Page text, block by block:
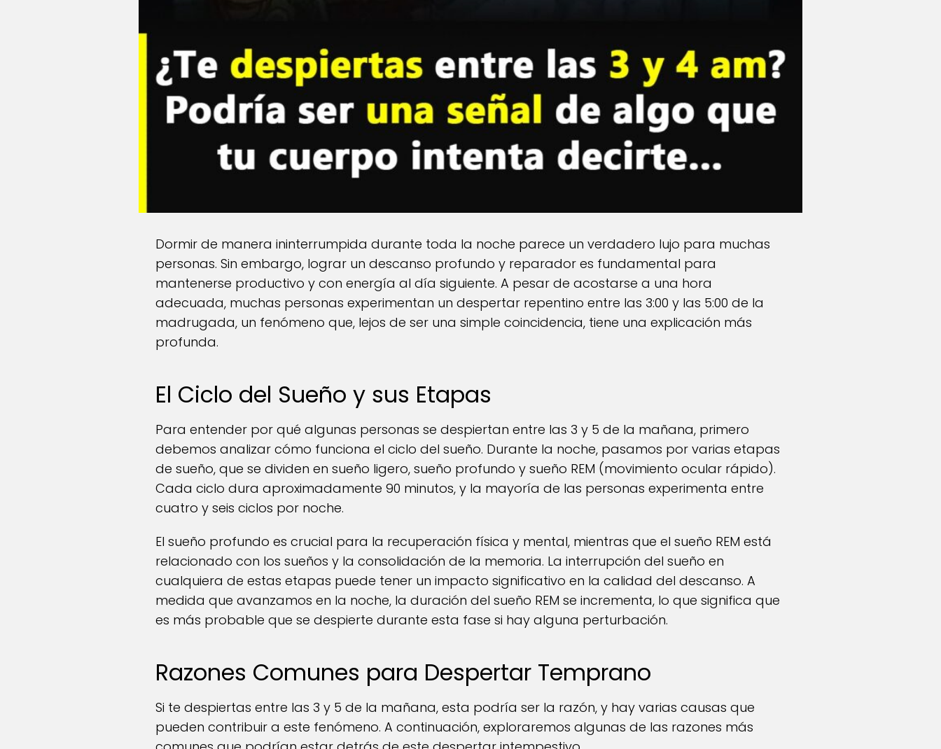
Dormir de manera ininterrumpida durante toda la noche parece un verdadero lujo para muchas
personas. Sin embargo, lograr un descanso profundo y reparador es fundamental para
mantenerse productivo y con energía al día siguiente. A pesar de acostarse a una hora
adecuada, muchas personas experimentan un despertar repentino entre las 3:00 y las 5:00 de la
madrugada, un fenómeno que, lejos de ser una simple coincidencia, tiene una explicación más
profunda.
El Ciclo del Sueño y sus Etapas
Para entender por qué algunas personas se despiertan entre las 3 y 5 de la mañana, primero
debemos analizar cómo funciona el ciclo del sueño. Durante la noche, pasamos por varias etapas
de sueño, que se dividen en sueño ligero, sueño profundo y sueño REM (movimiento ocular rápido).
Cada ciclo dura aproximadamente 90 minutos, y la mayoría de las personas experimenta entre
cuatro y seis ciclos por noche.
El sueño profundo es crucial para la recuperación física y mental, mientras que el sueño REM está
relacionado con los sueños y la consolidación de la memoria. La interrupción del sueño en
cualquiera de estas etapas puede tener un impacto significativo en la calidad del descanso. A
medida que avanzamos en la noche, la duración del sueño REM se incrementa, lo que significa que
es más probable que se despierte durante esta fase si hay alguna perturbación.
Razones Comunes para Despertar Temprano
Si te despiertas entre las 3 y 5 de la mañana, esta podría ser la razón, y hay varias causas que
pueden contribuir a este fenómeno. A continuación, exploraremos algunas de las razones más